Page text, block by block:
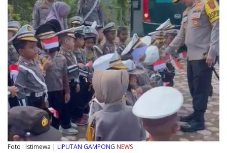
Foto : Istimewa | LIPUTAN GAMPONG NEWS